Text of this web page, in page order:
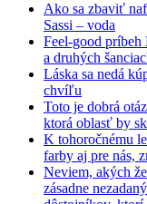
Ako sa zbaviť
Sassi – voda
Feel-good príbeh
a druhých
Láska sa nedá
chvíľu
Toto je dobrá
ktorá oblasť by
K tohoročnému
farby aj pre nás,
Neviem, akých
zásadne